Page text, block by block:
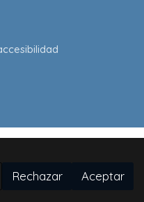
Rechazar Aceptar